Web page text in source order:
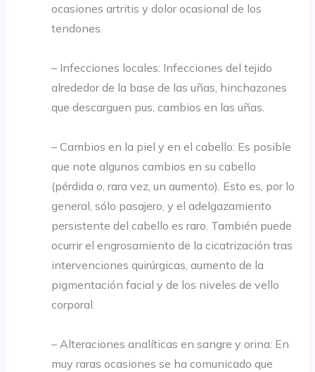
ocasiones artritis y dolor ocasional de los
tendones.
– Infecciones locales: Infecciones del tejido
alrededor de la base de las uñas, hinchazones
que descarguen pus, cambios en las uñas.
– Cambios en la piel y en el cabello: Es posible
que note algunos cambios en su cabello
(pérdida o, rara vez, un aumento). Esto es, por lo
general, sólo pasajero, y el adelgazamiento
persistente del cabello es raro. También puede
ocurrir el engrosamiento de la cicatrización tras
intervenciones quirúrgicas, aumento de la
pigmentación facial y de los niveles de vello
corporal.
– Alteraciones analíticas en sangre y orina: En
muy raras ocasiones se ha comunicado que